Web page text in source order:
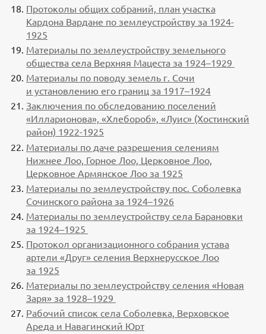
Протоколы общих собраний, план участка
Кардона Вардане по землеустройству за 1924-
1925
Материалы по землеустройству земельного
общества села Верхняя Мацеста за 1924–1929
Материалы по поводу земель г. Сочи
и установлению его границ за 1917–1924
Заключения по обследованию поселений
«Илларионова», «Хлебороб», «Луис» (Хостинский
район) 1922-1925
Материалы по даче разрешения селениям
Нижнее Лоо, Горное Лоо, Церковное Лоо,
Церковное Армянское Лоо за 1925
Материалы по землеустройству пос. Соболевка
Сочинского района за 1924–1926
Материалы по землеустройству села Барановки
за 1924–1925
Протокол организационного собрания устава
артели «Друг» селения Верхнерусское Лоо
за 1925
Материалы по землеустройству селения «Новая
Заря» за 1928–1929
Рабочий список села Соболевка, Верховское
Ареда и Навагинский Юрт